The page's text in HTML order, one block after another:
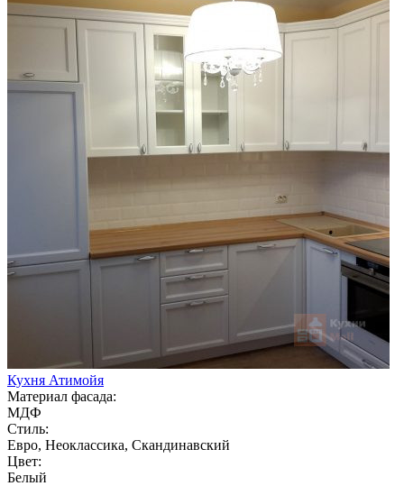
Кухня Атимойя
Материал фасада:
МДФ
Стиль:
Евро, Неоклассика, Скандинавский
Цвет:
Белый